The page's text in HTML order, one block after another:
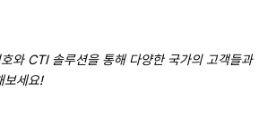
와 CTI 솔루션을 통해 다양한 국가의 고객들과
보세요!